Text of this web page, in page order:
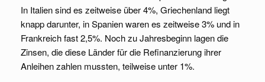
In Italien sind es zeitweise über 4%, Griechenland liegt
knapp darunter, in Spanien waren es zeitweise 3% und in
Frankreich fast 2,5%. Noch zu Jahresbeginn lagen die
Zinsen, die diese Länder für die Refinanzierung ihrer
Anleihen zahlen mussten, teilweise unter 1%.